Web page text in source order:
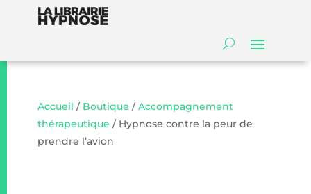
Accueil / Boutique /Accompagnement
thérapeutique / Hypnose contre la peur de
prendre l’avion